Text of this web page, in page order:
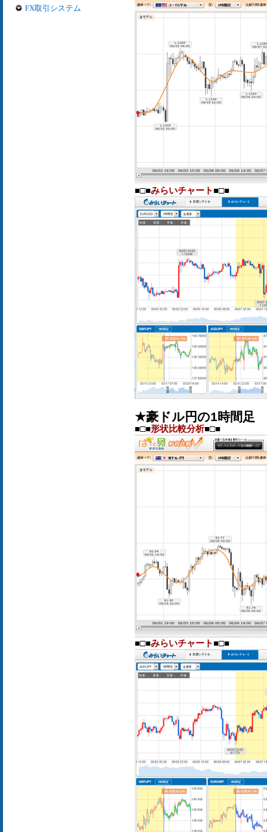
FX取引システム
■□■みらいチャート■□■
★豪ドル円の1時間足
■□■形状比較分析■□■
■□■みらいチャート■□■